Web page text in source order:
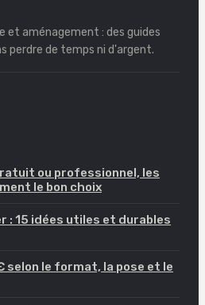
et aménagement : des guides
perdre de temps ni d'argent.
ou professionnel, les
le bon choix
: 15 idées utiles et durables
selon le format, la pose et le